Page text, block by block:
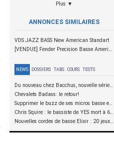
Plus ▼
ANNONCES SIMILAIRES
VDS JAZZ BASS New American Standart
[VENDUE] Fender Precision Basse American Standart US 60th anniversary
NEWS DOSSIERS TABS COURS TESTS
Du nouveau chez Bacchus, nouvelle série SCD
Chevalets Badass: le retour!
Supprimer le buzz de ses micros basse en reliant les aimants à la masse
Chris Squire : le bassiste de YES mort à 67 ans
Nouvelles cordes de basse Elixir : 20 jeux à tester !